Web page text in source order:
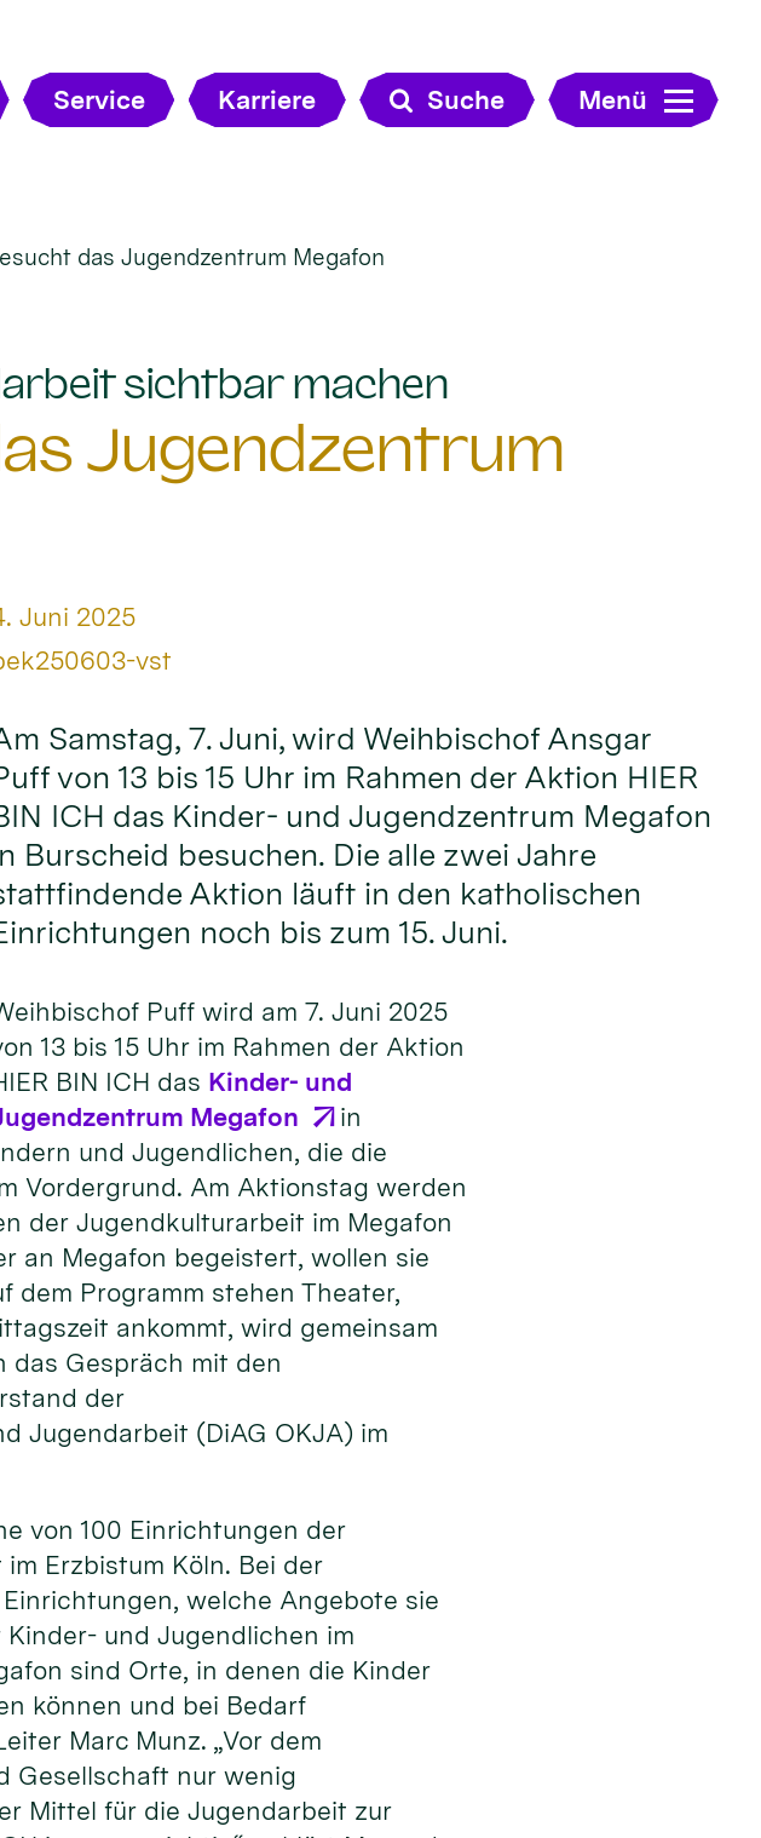
Service Karriere Suche Menü
das Jugendzentrum Megafon
sichtbar machen
Jugendzentrum
Juni 2025
vst
Samstag, 7. Juni, wird Weihbischof Ansgar
von 13 bis 15 Uhr im Rahmen der Aktion HIER
ICH das Kinder- und Jugendzentrum Megafon
Burscheid besuchen. Die alle zwei Jahre
Aktion läuft in den katholischen
noch bis zum 15. Juni.
Puff wird am 7. Juni 2025
13 bis 15 Uhr im Rahmen der Aktion
BIN ICH das Kinder- und
Megafon
in
und Jugendlichen, die die
Vordergrund. Am Aktionstag werden
der Jugendkulturarbeit im Megafon
an Megafon begeistert, wollen sie
dem Programm stehen Theater,
ankommt, wird gemeinsam
das Gespräch mit den
der
Jugendarbeit (DiAG OKJA) im
von 100 Einrichtungen der
Erzbistum Köln. Bei der
welche Angebote sie
und Jugendlichen im
sind Orte, in denen die Kinder
können und bei Bedarf
Marc Munz. „Vor dem
Gesellschaft nur wenig
Mittel für die Jugendarbeit zur